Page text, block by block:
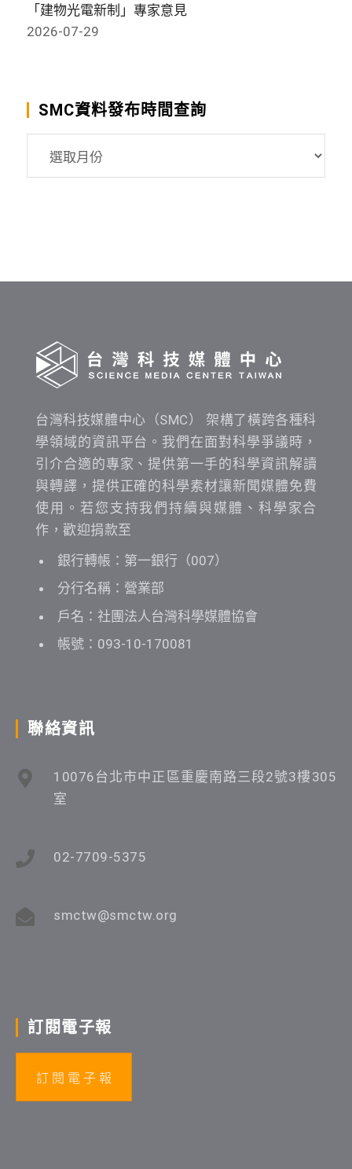
「建物光電新制」專家意見
2026-07-29
SMC資料發布時間查詢
台灣科技媒體中心（SMC） 架構了橫跨各種科
學領域的資訊平台。我們在面對科學爭議時，
引介合適的專家、提供第一手的科學資訊解讀
與轉譯，提供正確的科學素材讓新聞媒體免費
使用。若您支持我們持續與媒體、科學家合
作，歡迎捐款至
銀行轉帳：第一銀行（007）
分行名稱：營業部
戶名：社團法人台灣科學媒體協會
帳號：093-10-170081
聯絡資訊
10076台北市中正區重慶南路三段2號3樓305
室
02-7709-5375
smctw@smctw.org
訂閱電子報
訂 閱 電 子 報